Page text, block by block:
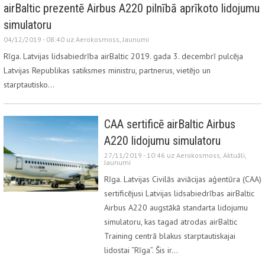
airBaltic prezentē Airbus A220 pilnībā aprīkoto lidojumu
simulatoru
04/12/2019 - 08:40 uz Aerokosmoss Jaunumi
Rīga. Latvijas lidsabiedrība airBaltic 2019. gada 3. decembrī pulcēja
Latvijas Republikas satiksmes ministru, partnerus, vietējo un
starptautisko…
CAA sertificē airBaltic Airbus
A220 lidojumu simulatoru
27/11/2019 - 10:46 uz Aerokosmoss Aktuāli
Jaunumi
Rīga. Latvijas Civilās aviācijas aģentūra (CAA)
sertificējusi Latvijas lidsabiedrības airBaltic
Airbus A220 augstākā standarta lidojumu
simulatoru, kas tagad atrodas airBaltic
Training centrā blakus starptautiskajai
lidostai “Rīga”. Šis ir…